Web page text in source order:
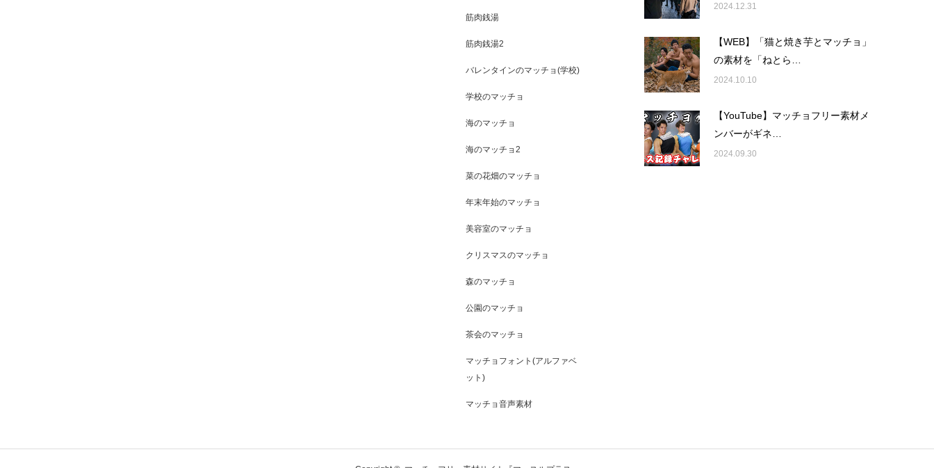
筋肉銭湯
筋肉銭湯2
バレンタインのマッチョ(学校)
学校のマッチョ
海のマッチョ
海のマッチョ2
菜の花畑のマッチョ
年末年始のマッチョ
美容室のマッチョ
クリスマスのマッチョ
森のマッチョ
公園のマッチョ
茶会のマッチョ
マッチョフォント(アルファベ
ット)
マッチョ音声素材
2024.12.31
【WEB】「猫と焼き芋とマッチョ」
の素材を「ねとら…
2024.10.10
【YouTube】マッチョフリー素材メ
ンバーがギネ…
2024.09.30